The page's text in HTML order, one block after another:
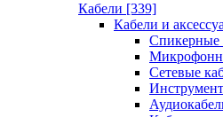
Кабели [339]
Кабели и
Спикерные
Сетевые